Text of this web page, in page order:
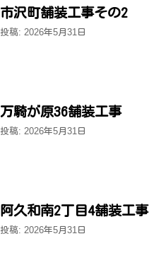
市沢町舗装工事その2
投稿: 2026年5月31日
万騎が原36舗装工事
投稿: 2026年5月31日
阿久和南2丁目4舗装工事
投稿: 2026年5月31日